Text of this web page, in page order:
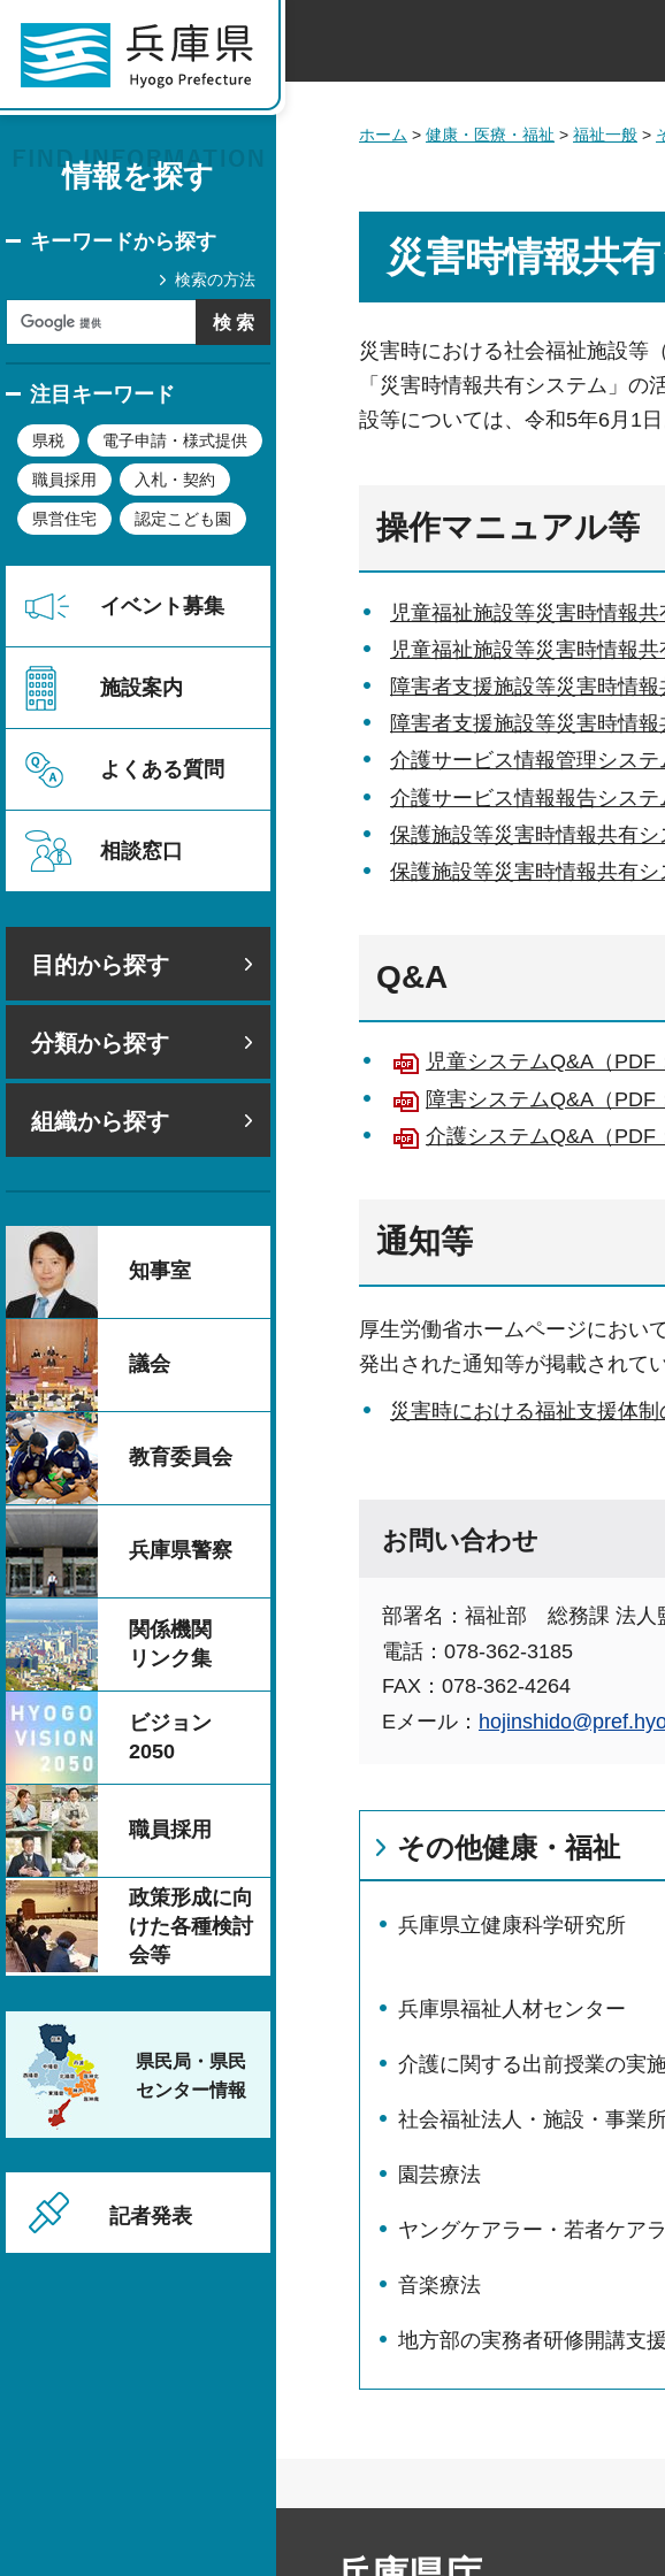
情報を探す
キーワードから探す
検索の方法
注目キーワード
県税 電子申請・様式提供
職員採用 入札・契約
県営住宅 認定こども園
イベント募集
施設案内
よくある質問
相談窓口
目的から探す
分類から探す
組織から探す
知事室
議会
教育委員会
兵庫県警察
関係機関
リンク集
ビジョン
2050
職員採用
政策形成に向
けた各種検討
会等
県民局・県民
センター情報
記者発表
ホーム > 健康・医療・福祉 > 福祉一般 >
災害時情報共
災害時における社会福祉施設等
「災害時情報共有システム」
設等については、令和5年6月1
操作マニュアル等
児童福祉施設等災害時情報
児童福祉施設等災害時情報
障害者支援施設等災害時情
障害者支援施設等災害時情
介護サービス情報管理システ
介護サービス情報報告システ
保護施設等災害時情報共有
保護施設等災害時情報共有
Q&A
児童システムQ&A（PDF
障害システムQ&A（PDF
介護システムQ&A（PDF
通知等
厚生労働省ホームページにおい
発出された通知等が掲載されてい
災害時における福祉支援体
お問い合わせ
部署名：福祉部 総務課 法人
電話：078-362-3185
FAX：078-362-4264
Eメール：
その他健康・福祉
兵庫県立健康科学研究所
兵庫県福祉人材センター
介護に関する出前授業の実
社会福祉法人・施設・事業
園芸療法
ヤングケアラー・若者ケア
音楽療法
地方部の実務者研修開講支